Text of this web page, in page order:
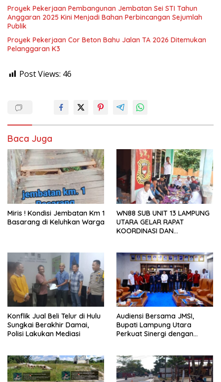
Proyek Pekerjaan Pembangunan Jembatan Sei STI Tahun
Anggaran 2025 Kini Menjadi Bahan Perbincangan Sejumlah
Publik
Proyek Pekerjaan Cor Beton Bahu Jalan TA 2026 Ditemukan
Pelanggaran K3
Post Views: 46
Baca Juga
Miris ! Kondisi Jembatan Km 1
Basarang di Keluhkan Warga
WN88 SUB UNIT 13 LAMPUNG
UTARA GELAR RAPAT
KOORDINASI DAN
Konflik Jual Beli Telur di Hulu
Sungkai Berakhir Damai,
Polisi Lakukan Mediasi
Audiensi Bersama JMSI,
Bupati Lampung Utara
Perkuat Sinergi dengan